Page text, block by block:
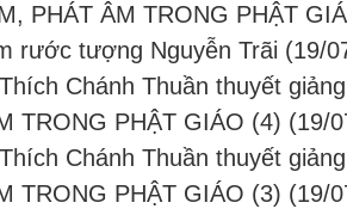
PHÁT ÂM TRONG PHẬT
rước tượng Nguyễn Trãi (19/
Chánh Thuần thuyết
TRONG PHẬT GIÁO (4) (19/
Chánh Thuần thuyết
TRONG PHẬT GIÁO (3) (19/